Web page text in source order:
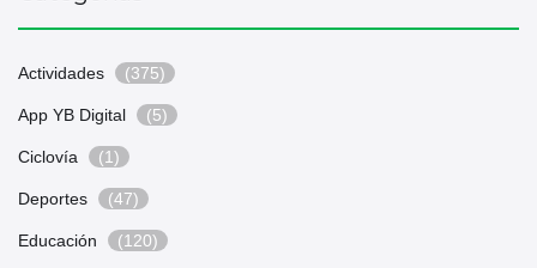
Actividades (375)
App YB Digital (5)
Ciclovía (1)
Deportes (47)
Educación (120)